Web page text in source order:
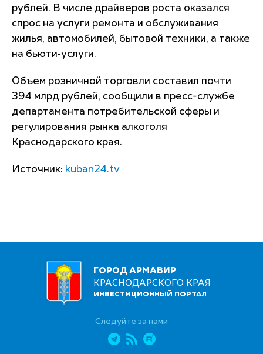
рублей. В числе драйверов роста оказался
спрос на услуги ремонта и обслуживания
жилья, автомобилей, бытовой техники, а также
на бьюти‑услуги.
Объем розничной торговли составил почти
394 млрд рублей, сообщили в пресс-службе
департамента потребительской сферы и
регулирования рынка алкоголя
Краснодарского края.
Источник: kuban24.tv
ГОРОД АРМАВИР
КРАСНОДАРСКОГО КРАЯ
ИНВЕСТИЦИОННЫЙ ПОРТАЛ
Следуйте за нами